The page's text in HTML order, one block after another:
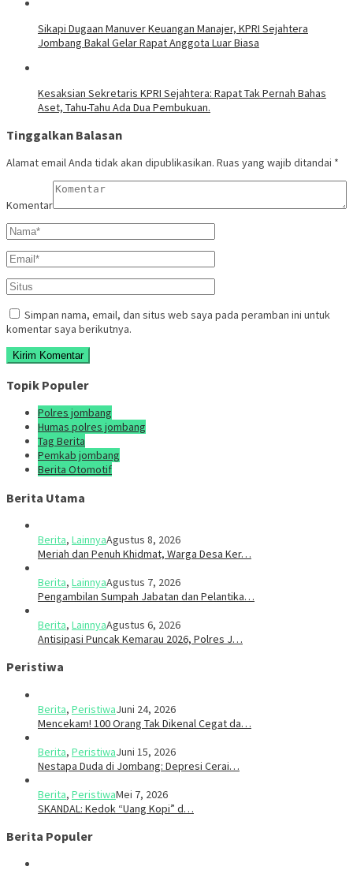
Sikapi Dugaan Manuver Keuangan Manajer, KPRI Sejahtera
Jombang Bakal Gelar Rapat Anggota Luar Biasa
Kesaksian Sekretaris KPRI Sejahtera: Rapat Tak Pernah Bahas
Aset, Tahu-Tahu Ada Dua Pembukuan.
Tinggalkan Balasan
Alamat email Anda tidak akan dipublikasikan. Ruas yang wajib ditandai *
Komentar
Simpan nama, email, dan situs web saya pada peramban ini untuk
komentar saya berikutnya.
Topik Populer
Polres jombang
Humas polres jombang
Tag Berita
Pemkab jombang
Berita Otomotif
Berita Utama
Berita, LainnyaAgustus 8, 2026
Meriah dan Penuh Khidmat, Warga Desa Ker…
Berita, LainnyaAgustus 7, 2026
Pengambilan Sumpah Jabatan dan Pelantika…
Berita, LainnyaAgustus 6, 2026
Antisipasi Puncak Kemarau 2026, Polres J…
Peristiwa
Berita, PeristiwaJuni 24, 2026
Mencekam! 100 Orang Tak Dikenal Cegat da…
Berita, PeristiwaJuni 15, 2026
​​Nestapa Duda di Jombang: Depresi Cerai…
Berita, PeristiwaMei 7, 2026
SKANDAL: Kedok “Uang Kopi” d…
Berita Populer